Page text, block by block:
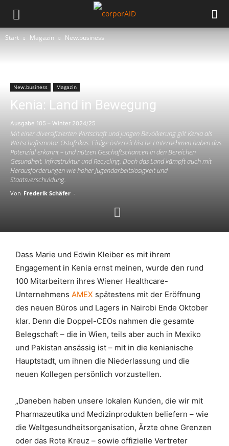
Start Magazin New.business
New.business Magazin
Kenia: Land in Bewegung
Ausgabe 105 – Winter 2024/25
Mit einer diversifizierten Wirtschaft und jungen Bevölkerung gilt Kenia als
Wirtschaftsmotor Ostafrikas. Einige österreichische Unternehmen haben das
Potenzial erkannt – und nützen Geschäftschancen in den Bereichen
Gesundheit, Infrastruktur und Recycling. Doch das Land kämpft auch mit
Herausforderungen wie hoher Jugendarbeitslosigkeit und
Staatsverschuldung.
Von Frederik Schäfer -
Dass Marie und Edwin Kleiber es mit ihrem
Engagement in Kenia ernst meinen, wurde den rund
100 Mitarbeitern ihres Wiener Healthcare-
Unternehmens AMEX spätestens mit der Eröffnung
des neuen Büros und Lagers in Nairobi Ende Oktober
klar. Denn die Doppel-CEOs nahmen die gesamte
Belegschaft – die in Wien, teils aber auch in Mexiko
und Pakistan ansässig ist – mit in die kenianische
Hauptstadt, um ihnen die Niederlassung und die
neuen Kollegen persönlich vorzustellen.
„Daneben haben unsere lokalen Kunden, die wir mit
Pharmazeutika und Medizinprodukten beliefern – wie
die Weltgesundheitsorganisation, Ärzte ohne Grenzen
oder das Rote Kreuz – sowie offizielle Vertreter